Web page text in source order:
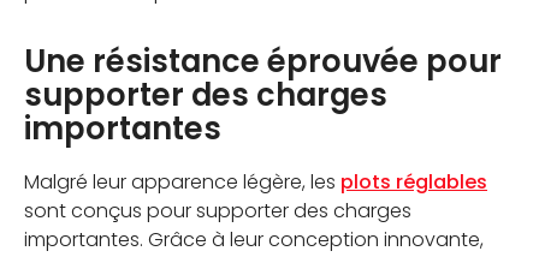
Une résistance éprouvée pour
supporter des charges
importantes
Malgré leur apparence légère, les plots réglables
sont conçus pour supporter des charges
importantes. Grâce à leur conception innovante,